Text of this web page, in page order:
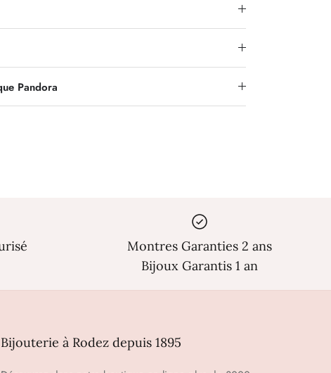
Pandora
Montres Garanties 2 ans
Bijoux Garantis 1 an
Bijouterie à Rodez depuis 1895